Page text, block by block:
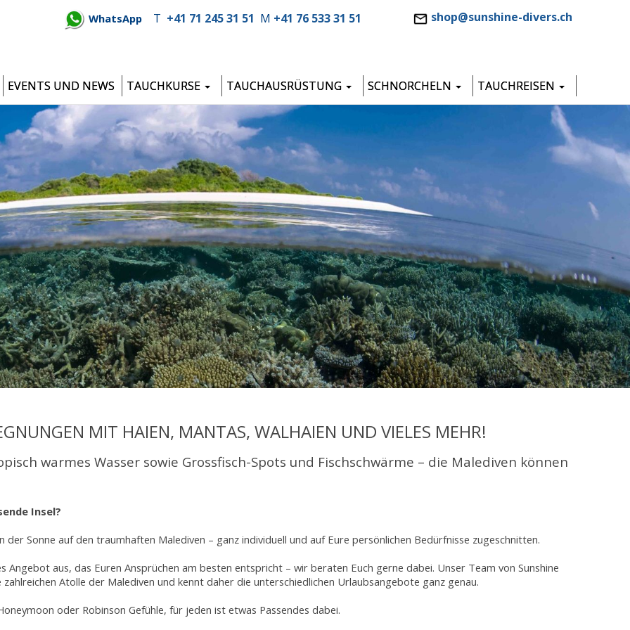
WhatsApp T +41 71 245 31 51 M +41 76 533 31 51 shop@sunshine-divers.ch
EVENTS UND NEWS TAUCHKURSE TAUCHAUSRÜSTUNG SCHNORCHELN TAUCHREISEN
MIT HAIEN, MANTAS, WALHAIEN UND VIELES MEHR!
warmes Wasser sowie Grossfisch-Spots und Fischschwärme – die Malediven können
Insel?
der Sonne auf den traumhaften Malediven – ganz individuell und auf Eure persönlichen Bedürfnisse zugeschnitten.
Angebot aus, das Euren Ansprüchen am besten entspricht – wir beraten Euch gerne dabei. Unser Team von Sunshine
Atolle der Malediven und kennt daher die unterschiedlichen Urlaubsangebote ganz genau.
oder Robinson Gefühle, für jeden ist etwas Passendes dabei.